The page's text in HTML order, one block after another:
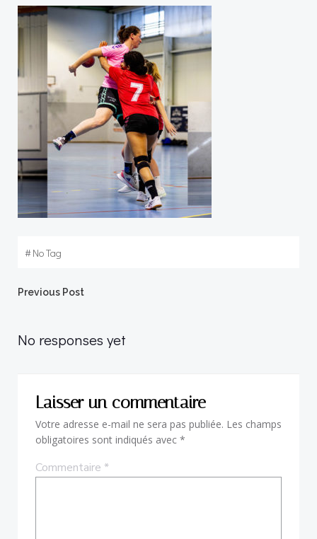
#No Tag
Post
navigation
Previous Post
No responses yet
Laisser un commentaire
Votre adresse e-mail ne sera pas publiée. Les champs
obligatoires sont indiqués avec *
Commentaire *